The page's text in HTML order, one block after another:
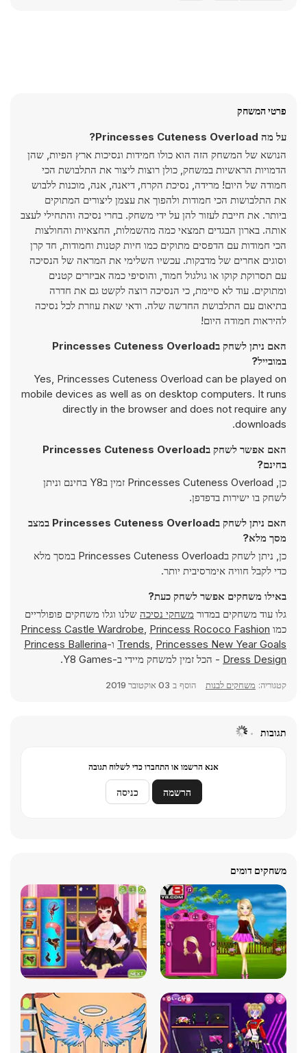
פרטי המשחק
על מה Princesses Cuteness Overload?
הנושא של המשחק הזה הוא כולו חמידות ונסיכות ארץ הפיות, שהן
הדמויות הראשיות במשחק, כולן רוצות ליצור את התלבושת הכי
חמודה של היום! מרידה, נסיכת הקרח, דיאנה, אנה, מוכנות ללבוש
את התלבושות הכי חמודות ולהפוך את עצמן ליצורים המתוקים
ביותר. את חייבת לעזור להן על ידי משחק. בחרי נסיכה והתחילי לעצב
אותה. בארון הבגדים תמצאי כמה מהשמלות, החצאיות והחולצות
הכי חמודות עם הדפסים מתוקים כמו חיות קטנות וחמודות, חד קרן
וסוגים אחרים של מדבקות. עכשיו השלימי את המראה של הנסיכה
עם תסרוקת קוקו או גולגול חמוד, והוסיפי כמה אביזרים קטנים
ומתוקים. עוד לא סיימת, כי הנסיכה רוצה לקשט גם את חדרה
בתיאום עם התלבושת החדשה שלה. ודאי שאת עוזרת לכל נסיכה
להיראות חמודה היום!
האם ניתן לשחק בPrincesses Cuteness Overload
במובייל?
Yes, Princesses Cuteness Overload can be played on
mobile devices as well as on desktop computers. It runs
directly in the browser and does not require any
downloads.
האם אפשר לשחק בPrincesses Cuteness Overload
בחינם?
כן, Princesses Cuteness Overload זמין בY8 בחינם וניתן
לשחק בו ישירות בדפדפן.
האם ניתן לשחק בPrincesses Cuteness Overload במצב
מסך מלא?
כן, ניתן לשחק בPrincesses Cuteness Overload במסך מלא
כדי לקבל חוויה אימרסיבית יותר.
באילו משחקים אפשר לשחק כעת?
גלו עוד משחקים במדור משחקי נסיכה שלנו וגלו משחקים פופולריים
כמו
Princess Castle Wardrobe, Princess Rococo Fashion
Trends, Princesses New Year Goals ו-Princess Ballerina
Dress Design - הכל זמין למשחק מיידי ב-Y8 Games.
קטגוריה: משחקים לבנות הוסף ב 03 אוקטובר 2019
תגובות
אנא הרשמו או התחברו כדי לשלוח תגובה
הרשמה כניסה
משחקים דומים